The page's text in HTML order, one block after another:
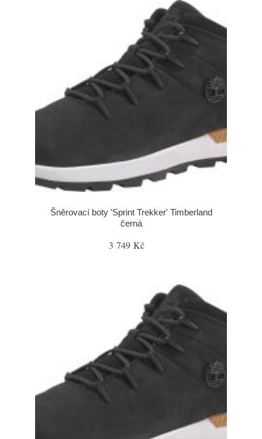
Šněrovací boty 'Sprint Trekker' Timberland
černá
3 749 Kč